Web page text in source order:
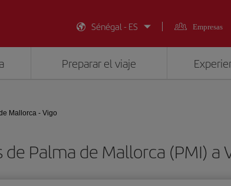
Sénégal - ES
Empresas
Preparar el viaje
Mallorca - Vigo
Palma de Mallorca (PMI) a